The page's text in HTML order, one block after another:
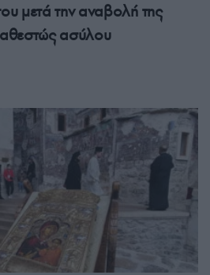
μετά την αναβολή της
ασύλου